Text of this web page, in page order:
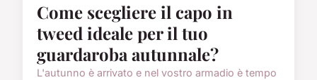
Come scegliere il capo in
tweed ideale per il tuo
guardaroba autunnale?
L'autunno è arrivato e nel vostro armadio è tempo